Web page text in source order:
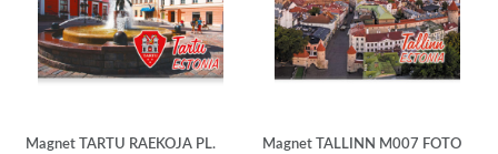
Magnet TARTU RAEKOJA PL.
Magnet TALLINN M007 FOTO